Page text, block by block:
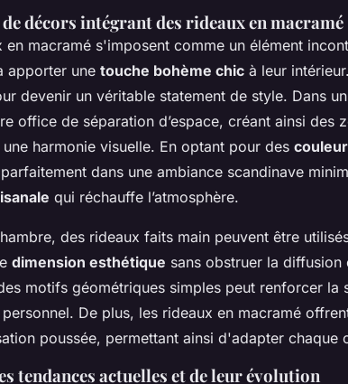
décors intégrant des rideaux en macramé
en macramé s'imposent comme un élément
apporter une touche bohème chic à leur
devenir un véritable statement de style. Dans
office de séparation d’espace, créant ainsi des
harmonie visuelle. En optant pour des
dans une ambiance scandinave
qui réchauffe l’atmosphère.
des rideaux faits main peuvent être
dimension esthétique sans obstruer la diffusion
motifs géométriques simples peut renforcer la
De plus, les rideaux en macramé
poussée, permettant ainsi d'adapter chaque
tendances actuelles et de leur évolution